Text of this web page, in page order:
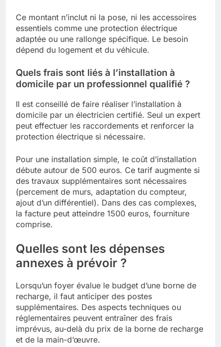
Ce montant n’inclut ni la pose, ni les accessoires
essentiels comme une protection électrique
adaptée ou une rallonge spécifique. Le besoin
dépend du logement et du véhicule.
Quels frais sont liés à l’installation à
domicile par un professionnel qualifié ?
Il est conseillé de faire réaliser l’installation à
domicile par un électricien certifié. Seul un expert
peut effectuer les raccordements et renforcer la
protection électrique si nécessaire.
Pour une installation simple, le coût d’installation
débute autour de 500 euros. Ce tarif augmente si
des travaux supplémentaires sont nécessaires
(percement de murs, adaptation du compteur,
ajout d’un différentiel). Dans des cas complexes,
la facture peut atteindre 1500 euros, fourniture
comprise.
Quelles sont les dépenses
annexes à prévoir ?
Lorsqu’un foyer évalue le budget d’une borne de
recharge, il faut anticiper des postes
supplémentaires. Des aspects techniques ou
réglementaires peuvent entraîner des frais
imprévus, au-delà du prix de la borne de recharge
et de la main-d’œuvre.